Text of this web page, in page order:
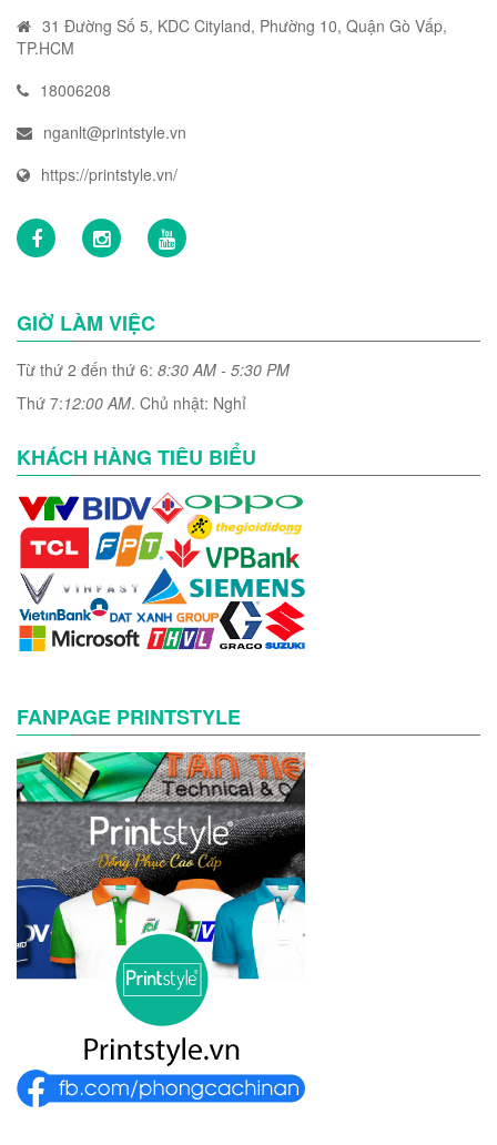
31 Đường Số 5, KDC Cityland, Phường 10, Quận Gò Vấp,
TP.HCM
18006208
nganlt@printstyle.vn
https://printstyle.vn/
GIỜ LÀM VIỆC
Từ thứ 2 đến thứ 6: 8:30 AM - 5:30 PM
Thứ 7:12:00 AM. Chủ nhật: Nghỉ
KHÁCH HÀNG TIÊU BIỂU
FANPAGE PRINTSTYLE